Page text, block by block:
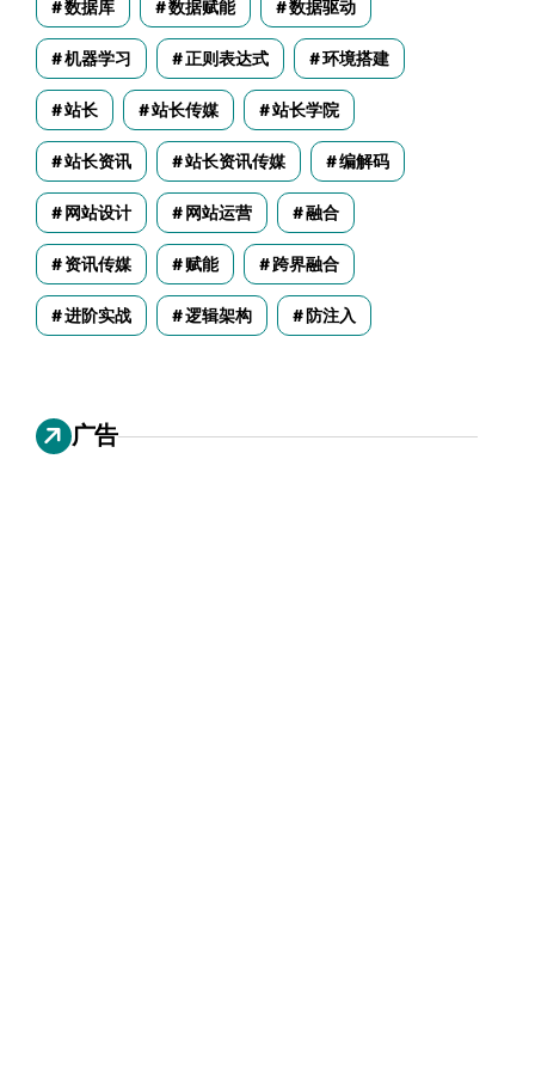
数据库 数据赋能 数据驱动
机器学习 正则表达式 环境搭建
站长 站长传媒 站长学院
站长资讯 站长资讯传媒 编解码
网站设计 网站运营 融合
资讯传媒 赋能 跨界融合
进阶实战 逻辑架构 防注入
广告